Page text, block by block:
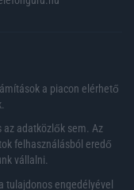
a piacon elérhető
az adatközlők sem. Az
felhasználásból eredő
vállalni.
tulajdonos engedélyével